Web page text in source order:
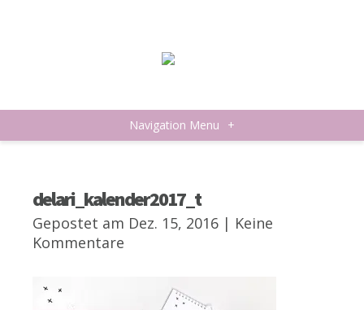
Navigation Menu +
delari_kalender2017_t
Gepostet am Dez. 15, 2016 | Keine
Kommentare